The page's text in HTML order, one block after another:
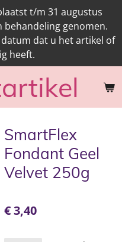
t/m 31 augustus
genomen.
dat u het artikel of
heeft.
SmartFlex
Fondant Geel
Velvet 250g
€ 3,40